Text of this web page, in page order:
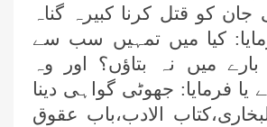
کو قتل کرنا کبیرہ گناہ
کیا میں تمہیں سب سے
میں نہ بتاؤں؟ اور وہ
یا فرمایا: جھوٹی گواہی دینا
الادب،باب عقوق